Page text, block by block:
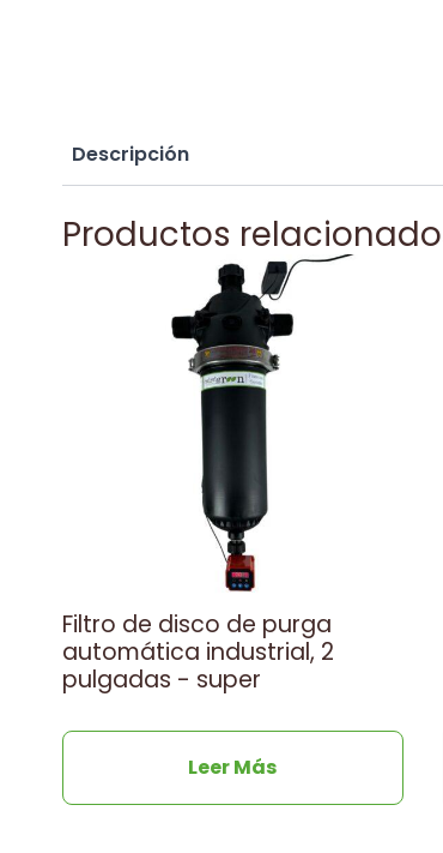
Descripción
Productos
Filtro de disco de purga
automática industrial, 2
pulgadas - super
Leer Más